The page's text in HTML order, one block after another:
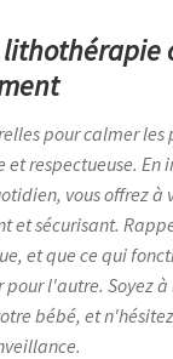
lithothérapie
pour calmer les
et respectueuse. En
vous offrez à
et sécurisant.
et que ce qui
l'autre. Soyez
bébé, et